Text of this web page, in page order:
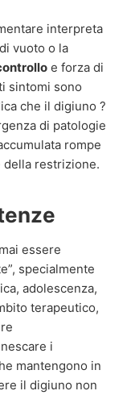
interpreta
vuoto o la
e forza di
sintomi sono
che il digiuno ?
di patologie
rompe
restrizione.
essere
specialmente
adolescenza,
terapeutico,
i
mantengono in
il digiuno non